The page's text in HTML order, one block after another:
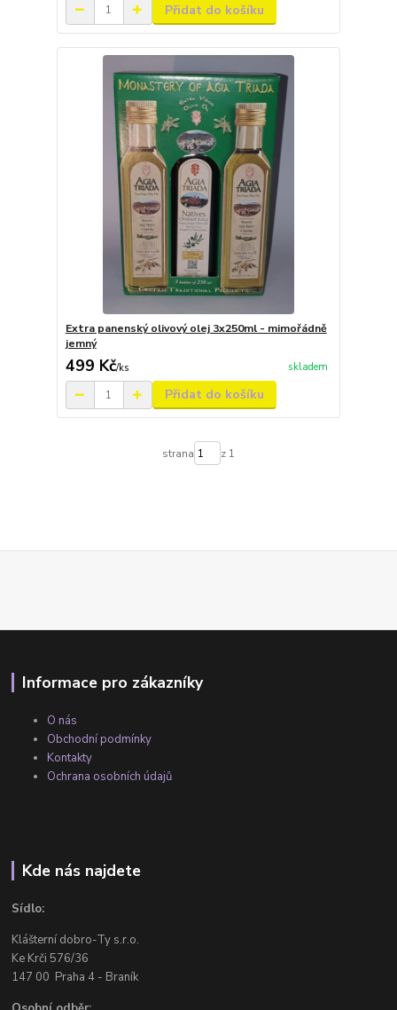
Přidat do košíku
Extra panenský olivový olej 3x250ml - mimořádně
jemný
499 Kč/ks skladem
Přidat do košíku
strana z 1
Informace pro zákazníky
O nás
Obchodní podmínky
Kontakty
Ochrana osobních údajů
Kde nás najdete
Sídlo:
Klášterní dobro-Ty s.r.o.
Ke Krči 576/36
147 00 Praha 4 - Braník